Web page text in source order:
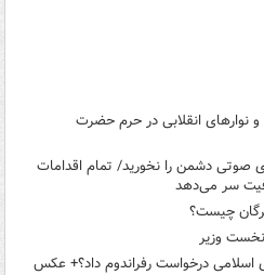
نوارهای انقلابی در حرم حضرت
صوتی دشمن را نخورید/ تمام اقدامات
سر می‌دهد
چیست؟
وزیر
اسلامی درخواست رفراندوم داد؟+ عکس